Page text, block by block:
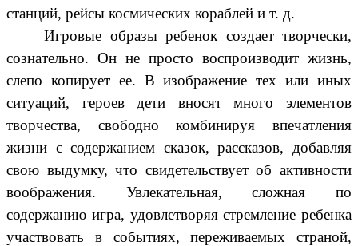
станций, рейсы космических кораблей и т. д.
Игровые образы ребенок создает творчески,
сознательно. Он не просто воспроизводит жизнь,
слепо копирует ее. В изображение тех или иных
ситуаций, героев дети вносят много элементов
творчества, свободно комбинируя впечатления
жизни с содержанием сказок, рассказов, добавляя
свою выдумку, что свидетельствует об активности
воображения. Увлекательная, сложная по
содержанию игра, удовлетворяя стремление ребенка
участвовать в событиях, переживаемых страной,